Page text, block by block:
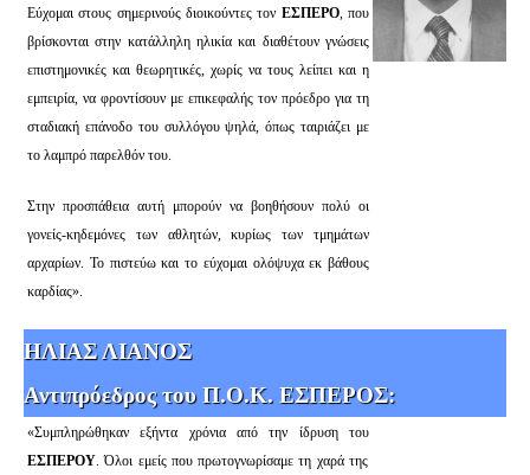
Εύχομαι στους σημερινούς διοικούντες τον ΕΣΠΕΡΟ, που
βρίσκονται στην κατάλληλη ηλικία και διαθέτουν γνώσεις
επιστημονικές και θεωρητικές, χωρίς να τους λείπει και η
εμπειρία, να φροντίσουν με επικεφαλής τον πρόεδρο για τη
σταδιακή επάνοδο του συλλόγου ψηλά, όπως ταιριάζει με
το λαμπρό παρελθόν του.
Στην προσπάθεια αυτή μπορούν να βοηθήσουν πολύ οι
γονείς-κηδεμόνες των αθλητών, κυρίως των τμημάτων
αρχαρίων. Το πιστεύω και το εύχομαι ολόψυχα εκ βάθους
καρδίας».
ΗΛΙΑΣ ΛΙΑΝΟΣ
Αντιπρόεδρος του Π.Ο.Κ. ΕΣΠΕΡΟΣ:
«Συμπληρώθηκαν εξήντα χρόνια από την ίδρυση του
ΕΣΠΕΡΟΥ. Όλοι εμείς που πρωτογνωρίσαμε τη χαρά της